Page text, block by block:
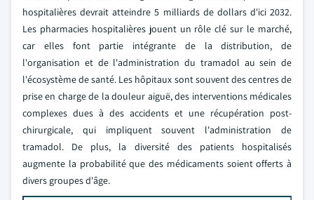
hospitalières devrait atteindre 5 milliards de dollars d'ici 2032.
Les pharmacies hospitalières jouent un rôle clé sur le marché,
car elles font partie intégrante de la distribution, de
l'organisation et de l'administration du tramadol au sein de
l'écosystème de santé. Les hôpitaux sont souvent des centres de
prise en charge de la douleur aiguë, des interventions médicales
complexes dues à des accidents et une récupération post-
chirurgicale, qui impliquent souvent l'administration de
tramadol. De plus, la diversité des patients hospitalisés
augmente la probabilité que des médicaments soient offerts à
divers groupes d'âge.